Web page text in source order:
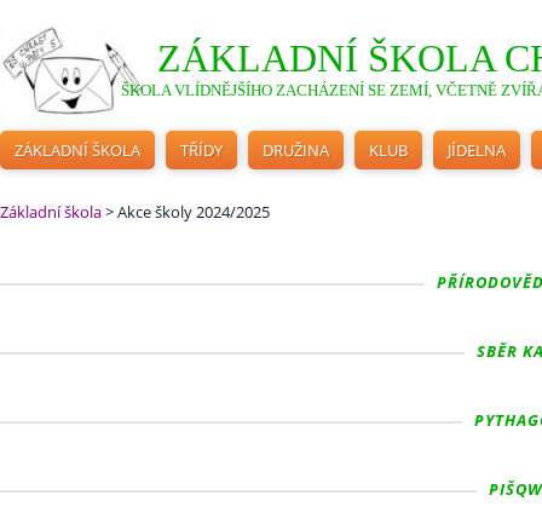
ZÁKLADNÍ ŠKOLA
ŠKOLA VLÍDNĚJŠÍHO ZACHÁZENÍ SE ZEMÍ, VČETNĚ
ZÁKLADNÍ ŠKOLA TŘÍDY DRUŽINA KLUB JÍDELNA
Základní škola>Akce školy 2024/2025
SBĚR